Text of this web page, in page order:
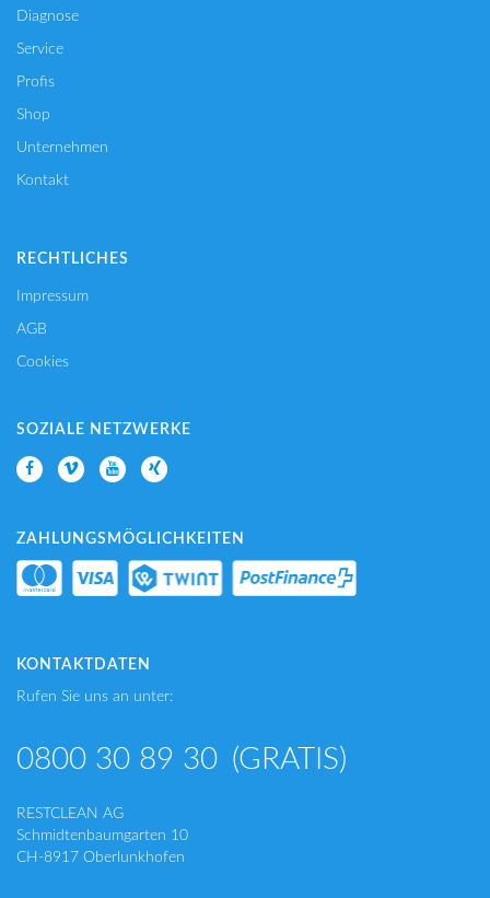
Diagnose
Service
Profis
Shop
Unternehmen
Kontakt
RECHTLICHES
Impressum
AGB
Cookies
SOZIALE NETZWERKE
ZAHLUNGSMÖGLICHKEITEN
KONTAKTDATEN
Rufen Sie uns an unter:
0800 30 89 30 (GRATIS)
RESTCLEAN AG
Schmidtenbaumgarten 10
CH-8917 Oberlunkhofen